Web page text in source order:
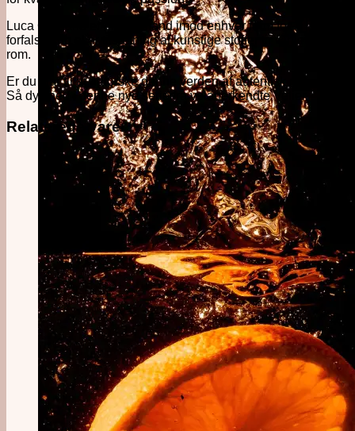
Luca Gargano er en talsmand imod enhver form for
forfalskning eller tilsætning af kunstige stoffer til sin elskede
rom.
Er du klar til at udforske denne verden af autentisk rom magi?
Så dyk ned i denne nye serie fra velanerkendte Velier.
Relaterede varer